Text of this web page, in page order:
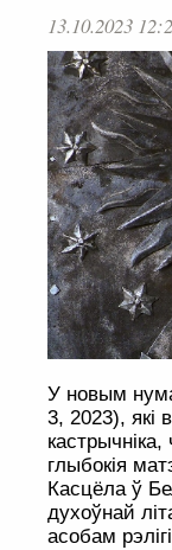
13.10.2023
У новым
3, 2023), які
глыбокія
Касцёла ў
духоўнай
асобам